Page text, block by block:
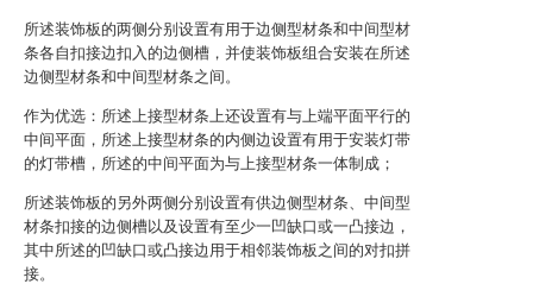
所述装饰板的两侧分别设置有用于边侧型材条和中间型材
条各自扣接边扣入的边侧槽，并使装饰板组合安装在所述
边侧型材条和中间型材条之间。
作为优选：所述上接型材条上还设置有与上端平面平行的
中间平面，所述上接型材条的内侧边设置有用于安装灯带
的灯带槽，所述的中间平面为与上接型材条一体制成；
所述装饰板的另外两侧分别设置有供边侧型材条、中间型
材条扣接的边侧槽以及设置有至少一凹缺口或一凸接边，
其中所述的凹缺口或凸接边用于相邻装饰板之间的对扣拼
接。